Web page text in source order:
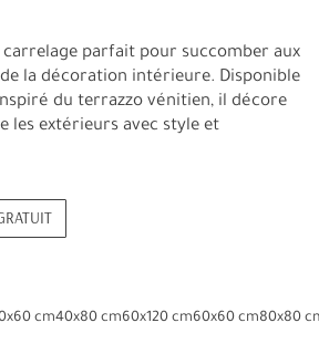
carrelage parfait pour succomber aux
la décoration intérieure. Disponible
du terrazzo vénitien, il décore
les extérieurs avec style et
cm40x80 cm60x120 cm60x60 cm80x80